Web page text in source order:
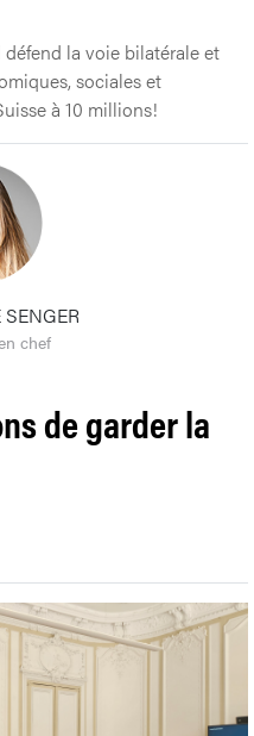
la voie bilatérale et
sociales et
à 10 millions!
chef
de garder la